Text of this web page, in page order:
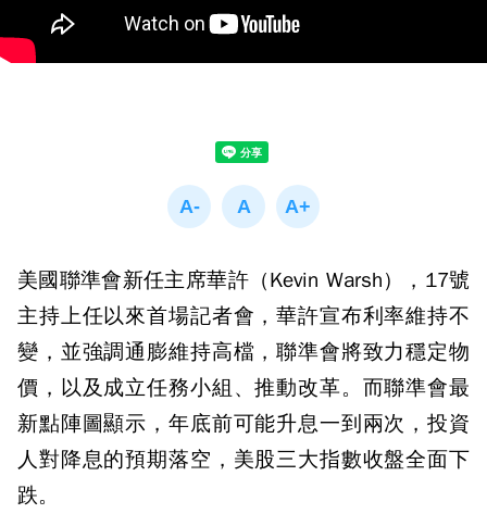
美國聯準會新任主席華許（Kevin Warsh），17號
主持上任以來首場記者會，華許宣布利率維持不
變，並強調通膨維持高檔，聯準會將致力穩定物
價，以及成立任務小組、推動改革。而聯準會最
新點陣圖顯示，年底前可能升息一到兩次，投資
人對降息的預期落空，美股三大指數收盤全面下
跌。